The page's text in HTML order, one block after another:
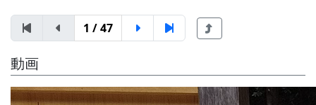
1 / 47
動画